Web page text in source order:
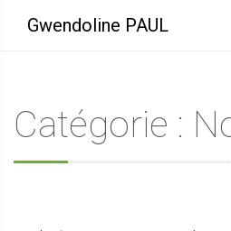
Gwendoline PAUL
Catégorie :